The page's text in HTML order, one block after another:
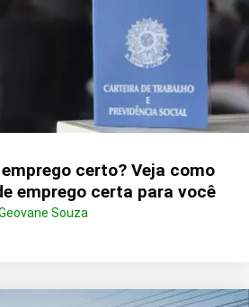
certo? Veja como
emprego certa para você
Souza